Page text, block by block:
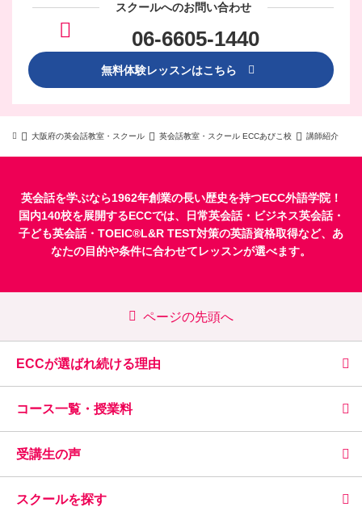
スクールへのお問い合わせ
06-6605-1440
無料体験レッスンはこちら
大阪府の英会話教室・スクール 英会話教室・スクール ECCあびこ校 講師紹介
英会話を学ぶなら1962年創業の長い歴史を持つECC外語学院！
国内140校を展開するECCでは、
日常英会話・ ビジネス英会話・
子ども英会話・ TOEIC®L&R TEST対策の英語資格取得など、あ
なたの目的や条件に合わせてレッスンが選べます。
ページの先頭へ
ECCが選ばれ続ける理由
コース一覧・授業料
受講生の声
スクールを探す